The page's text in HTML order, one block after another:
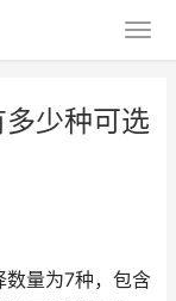
少种可选
数量为7种，包含